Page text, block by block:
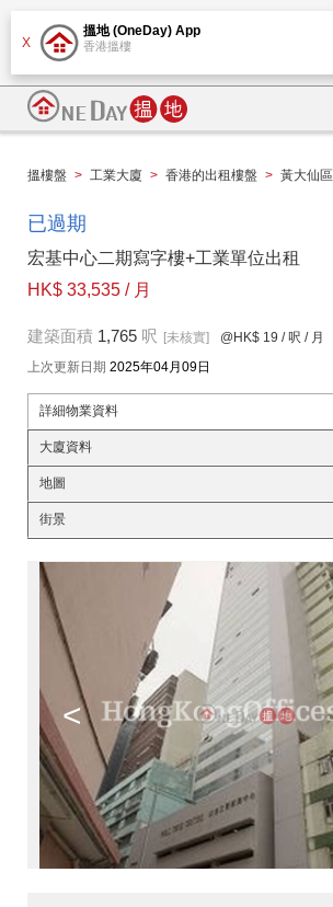
X
搵地 (OneDay) App
香港搵樓
搵樓盤 > 工業大廈 > 香港的出租樓盤 > 黃大仙區
已過期
宏基中心二期寫字樓+工業單位出租
HK$ 33,535 / 月
建築面積 1,765 呎 [未核實] @HK$ 19 / 呎 / 月
上次更新日期 2025年04月09日
詳細物業資料
大廈資料
地圖
街景
<